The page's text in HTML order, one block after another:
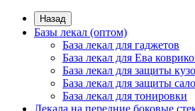
Назад
Базы лекал (оптом)
База лекал для гаджетов
База лекал для Ева
База лекал для защиты
База лекал для защиты
База лекал для тонировки
Лекала на передние боковые